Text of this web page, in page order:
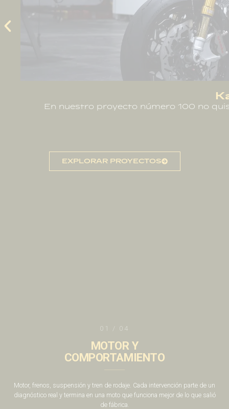
Construida para un
EXPLORAR PROYECTOS
01 / 04
MOTOR Y
COMPORTAMIENTO
Motor, frenos, suspensión y tren de rodaje. Cada intervención parte de un
diagnóstico real y termina en una moto que funciona mejor de lo que salió
de fábrica.